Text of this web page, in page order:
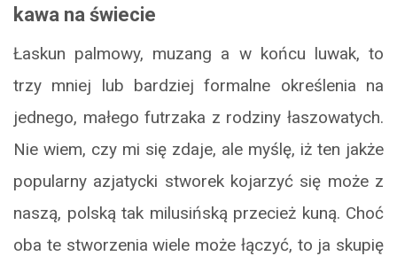
kawa na świecie
Łaskun palmowy, muzang a w końcu luwak, to
trzy mniej lub bardziej formalne określenia na
jednego, małego futrzaka z rodziny łaszowatych.
Nie wiem, czy mi się zdaje, ale myślę, iż ten jakże
popularny azjatycki stworek kojarzyć się może z
naszą, polską tak milusińską przecież kuną. Choć
oba te stworzenia wiele może łączyć, to ja skupię